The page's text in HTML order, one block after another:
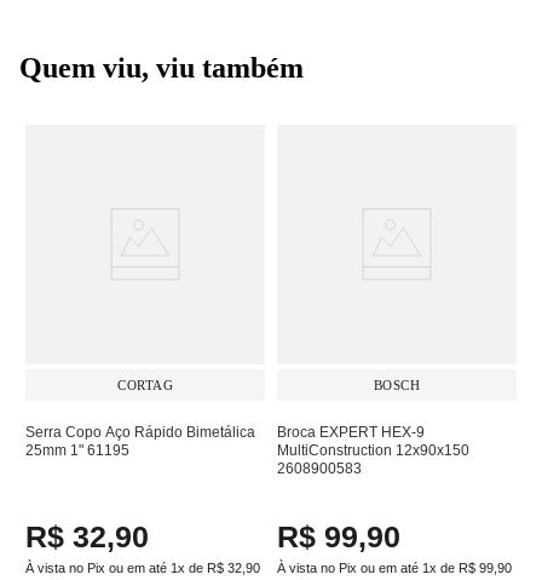
Quem viu, viu também
CORTAG
Serra Copo Aço Rápido Bimetálica
25mm 1" 61195
R$ 32,90
À vista no Pix ou em até 1x de R$ 32 90
BOSCH
Broca EXPERT HEX-9
MultiConstruction 12x90x150
2608900583
R$ 99,90
À vista no Pix ou em até 1x de R$ 99 90